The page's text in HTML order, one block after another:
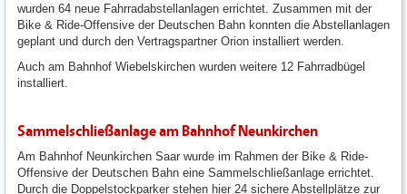
wurden 64 neue Fahrradabstellanlagen errichtet. Zusammen mit der
Bike & Ride-Offensive der Deutschen Bahn konnten die Abstellanlagen
geplant und durch den Vertragspartner Orion installiert werden.
Auch am Bahnhof Wiebelskirchen wurden weitere 12 Fahrradbügel
installiert.
Sammelschließanlage am Bahnhof Neunkirchen
Am Bahnhof Neunkirchen Saar wurde im Rahmen der Bike & Ride-
Offensive der Deutschen Bahn eine Sammelschließanlage errichtet.
Durch die Doppelstockparker stehen hier 24 sichere Abstellplätze zur